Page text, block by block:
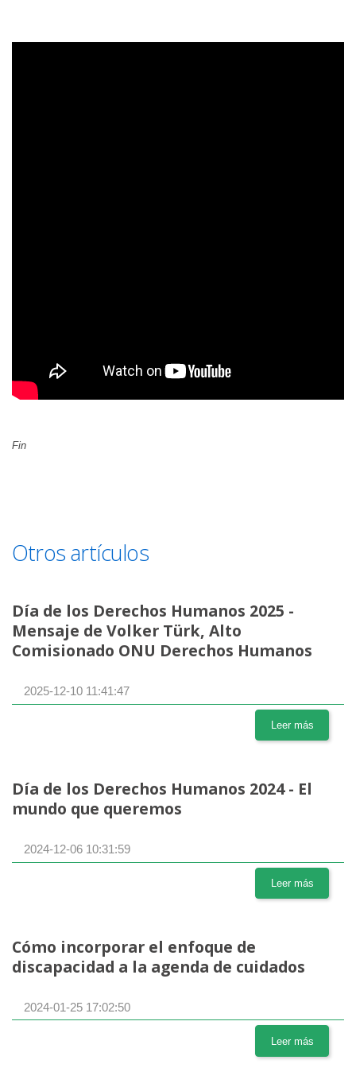
Fin
Otros artículos
Día de los Derechos Humanos 2025 -
Mensaje de Volker Türk, Alto
Comisionado ONU Derechos Humanos
2025-12-10 11:41:47
Leer más
Día de los Derechos Humanos 2024 - El
mundo que queremos
2024-12-06 10:31:59
Leer más
Cómo incorporar el enfoque de
discapacidad a la agenda de cuidados
2024-01-25 17:02:50
Leer más